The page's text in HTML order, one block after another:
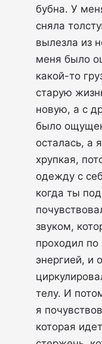
бубна. У
сняла
вылезла из
меня было
какой-то
старую
новую, а с
было
осталась, а
хрупкая,
одежду с
когда ты
звуком,
проходил
энергией, и
телу. И
я
которая